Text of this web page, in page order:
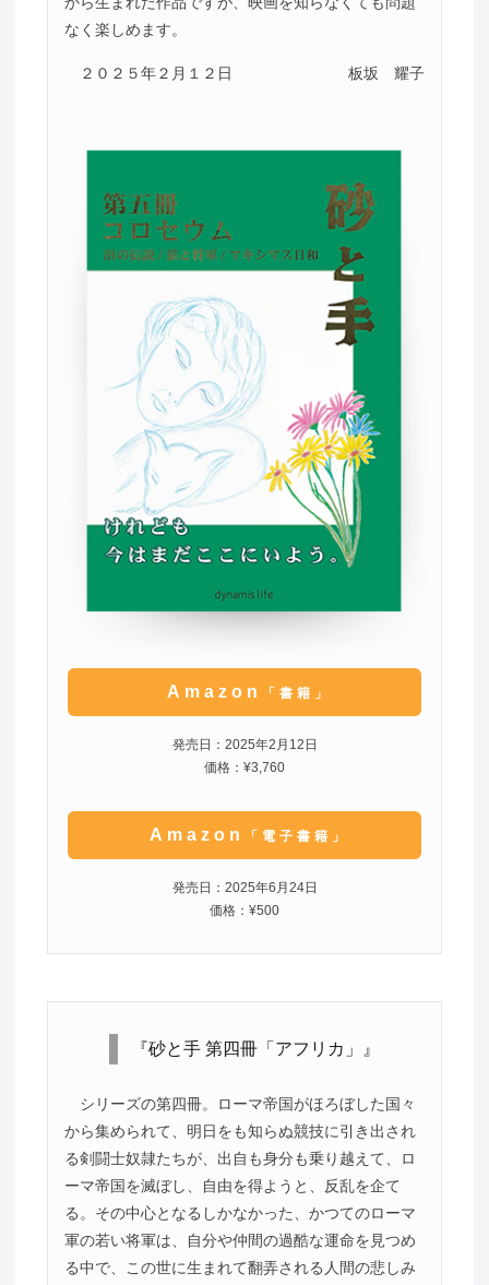
なく楽しめます。
２０２５年２月１２日 板坂 耀子
Amazon 「書籍」
発売日：2025年2月12日
価格：¥3,760
Amazon 「電子書籍」
発売日：2025年6月24日
価格：¥500
『砂と手 第四冊「アフリカ」』
シリーズの第四冊。ローマ帝国がほろぼした国々
から集められて、明日をも知らぬ競技に引き出され
る剣闘士奴隷たちが、出自も身分も乗り越えて、ロ
ーマ帝国を滅ぼし、自由を得ようと、反乱を企て
る。その中心となるしかなかった、かつてのローマ
軍の若い将軍は、自分や仲間の過酷な運命を見つめ
る中で、この世に生まれて翻弄される人間の悲しみ